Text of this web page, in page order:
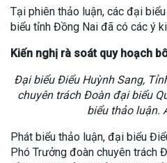
Tại phiên thảo luận, các đại
biểu tỉnh Đồng Nai đã có các ý
Kiến nghị rà soát quy hoạch
Đại biểu Điểu Huỳnh Sang,
chuyên trách Đoàn đại biểu
biểu thảo luận.
Phát biểu thảo luận, đại biểu
Phó Trưởng đoàn chuyên trách